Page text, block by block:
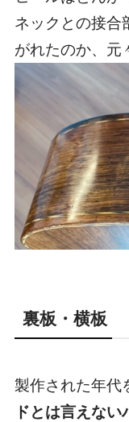
ネックとの接合
がれたのか、元
裏板・横板
製作された年代
ドとは言えな